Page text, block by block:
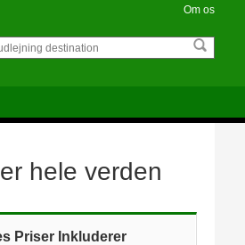
Om os
hele verden
Priser Inkluderer